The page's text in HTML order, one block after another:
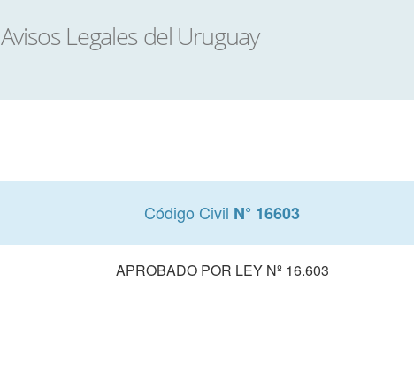
Código Civil N° 16603
APROBADO POR LEY Nº 16.603